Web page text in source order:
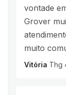
vontade
Grover
muito
Vitória Thg